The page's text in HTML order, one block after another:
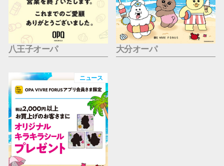
八王子オーパ 大分オーパ
ニュース